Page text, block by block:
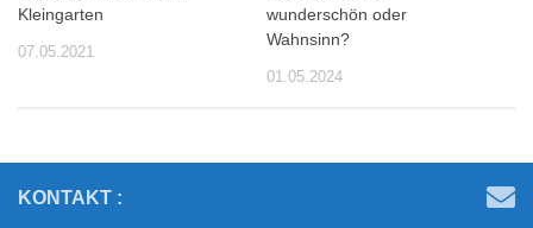
Kleingarten
07.05.2021
wunderschön oder
Wahnsinn?
01.05.2024
KONTAKT :